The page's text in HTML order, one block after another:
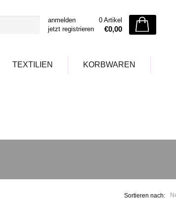
anmelden
jetzt registrieren
0 Artikel
€0,00
TEXTILIEN KORBWAREN
Sortieren nach: